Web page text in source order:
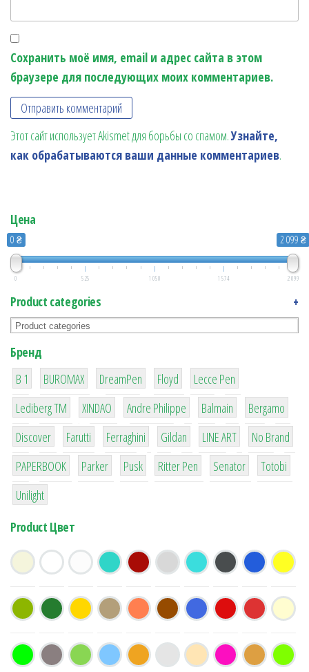
Сохранить моё имя, email и адрес сайта в этом
браузере для последующих моих комментариев.
Этот сайт использует Akismet для борьбы со спамом.Узнайте,
как обрабатываются ваши данные комментариев.
Цена
0 ₴ 2 099 ₴
0 525 1 050 1 574 2 099
Product categories +
Бренд
B 1
1
BUROMAX
1
DreamPen
2
Floyd
2
Lecce Pen
3
Lediberg ТМ
3
XINDAO
1
Andre Philippe
4
Balmain
26
Bergamo
64
Discover
299
Farutti
4
Ferraghini
42
Gildan
4
LINE ART
90
No Brand
8
PAPERBOOK
6
Parker
2
Pusk
22
Ritter Pen
15
Senator
43
Totobi
1
Unilight
Product Цвет